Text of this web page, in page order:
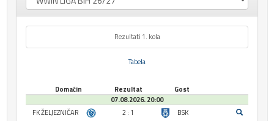
Rezultati 1. kola
Tabela
Domaćin Rezultat
Gost
07.08.2026. 20:00
FK ŽELJEZNIČAR
2 : 1
BSK